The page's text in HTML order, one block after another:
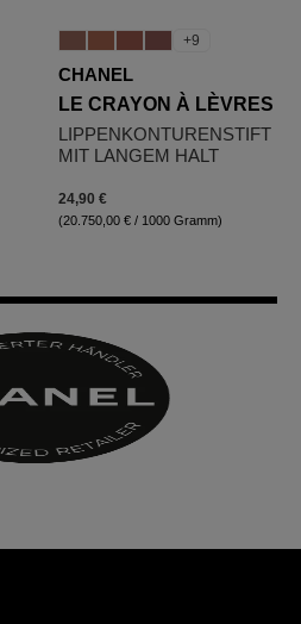
+9
CHANEL
LE CRAYON À LÈVRES
LIPPENKONTURENSTIFT
MIT LANGEM HALT
24,90 €
(20.750,00 € / 1000 Gramm)